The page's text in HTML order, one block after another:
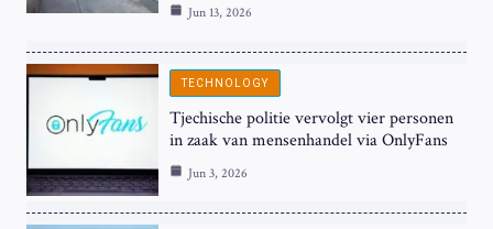
Jun 13, 2026
TECHNOLOGY
Tjechische politie vervolgt vier personen
in zaak van mensenhandel via OnlyFans
Jun 3, 2026